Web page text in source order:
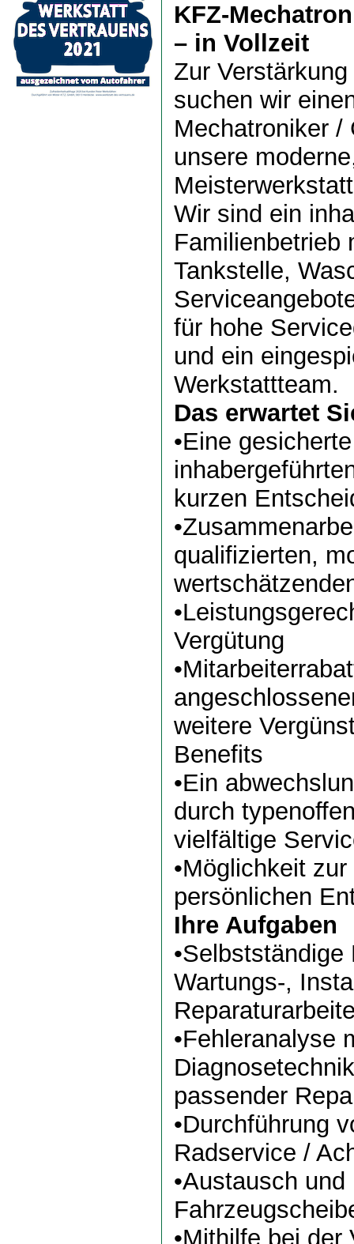
KFZ-
– in Vollzeit
Zur
suchen wir
Mechatroniker /
unsere
Wir sind ein
Familienbetrieb
Tankstelle,
für hohe
und ein
Werkstattteam.
Das erwartet
•Eine
kurzen
qualifizierten,
Vergütung
weitere
Benefits
•Ein
durch
vielfältige
•Möglichkeit
persönlichen
Ihre Aufgaben
Wartungs-,
•Fehleranalyse
passender
•Durchführung
Radservice /
•Austausch
•Mithilfe bei der